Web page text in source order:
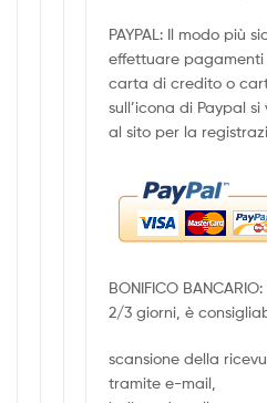
PAYPAL: Il modo più
effettuare
carta di credito o
sull’icona di Paypal
al sito per la
BONIFICO
2/3 giorni, è
scansione della
tramite e-mail,